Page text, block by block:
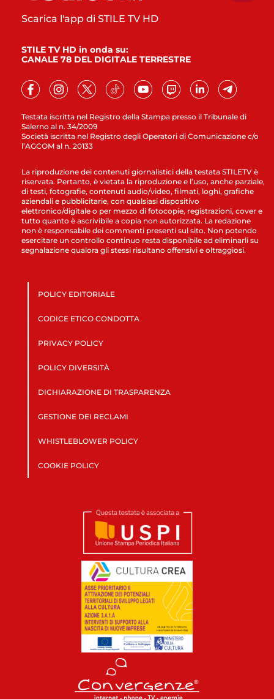
Testata iscritta nel Registro della Stampa presso il Tribunale di
Salerno al n. 34/2009
Società iscritta nel Registro degli Operatori di Comunicazione c/o
l’AGCOM al n. 20133
Scarica l'app di STILE TV HD
STILE TV HD in onda su:
CANALE 78 DEL DIGITALE TERRESTRE
La riproduzione dei contenuti giornalistici della testata STILETV è
riservata. Pertanto, è vietata la riproduzione e l’uso, anche parziale,
di testi, fotografie, contenuti audio/video, filmati, loghi, grafiche
aziendali e pubblicitarie, con qualsiasi dispositivo
elettronico/digitale o per mezzo di fotocopie, registrazioni, cover e
tutto quanto è ascrivibile a copia non autorizzata. La redazione
non è responsabile dei commenti presenti sul sito. Non potendo
esercitare un controllo continuo resta disponibile ad eliminarli su
segnalazione qualora gli stessi risultano offensivi e oltraggiosi.
POLICY EDITORIALE
CODICE ETICO CONDOTTA
PRIVACY POLICY
POLICY DIVERSITÀ
DICHIARAZIONE DI TRASPARENZA
GESTIONE DEI RECLAMI
WHISTLEBLOWER POLICY
COOKIE POLICY